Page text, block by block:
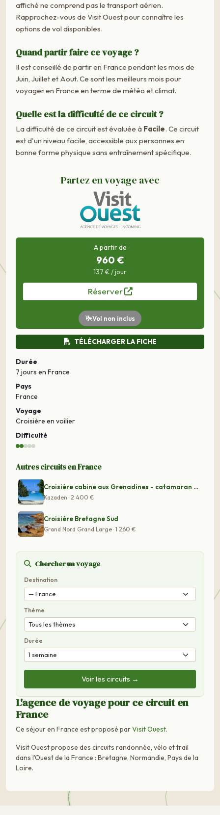
affiché ne comprend pas le transport aérien.
Rapprochez-vous de Visit Ouest pour connaître les
options de vol disponibles.
Quand partir faire ce voyage ?
Il est conseillé de partir en France pendant les mois de
Juin, Juillet et Aout. Ce sont les meilleurs mois pour
voyager en France en terme de météo et climat.
Quelle est la difficulté de ce circuit ?
La difficulté de ce circuit est évaluée à Facile. Ce circuit
est d'un niveau facile, accessible aux personnes en
bonne forme physique sans entraînement spécifique.
Partez en voyage avec
A partir de
960 €
137 € / jour
Réserver
Vol non inclus
TÉLÉCHARGER LA FICHE
Durée
7 jours en France
Pays
France
Voyage
Croisière en voilier
Difficulté
Autres circuits en France
Croisière cabine aux Grenadines - catamaran Lagoon 47
Kazaden · 2 400 €
Croisière Bretagne Sud
Grand Nord Grand Large · 1 260 €
Chercher un voyage
Destination
Thème
Durée
Voir les circuits →
L'agence de voyage pour ce circuit en
France
Ce séjour en France est proposé parVisit Ouest.
Visit Ouest propose des circuits randonnée, vélo et trail
dans l'Ouest de la France : Bretagne, Normandie, Pays de la
Loire.